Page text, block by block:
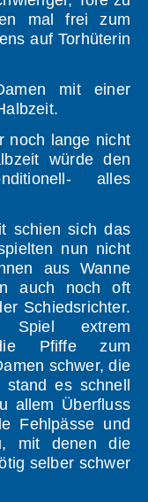
mal frei zum
auf Torhüterin
mit einer
noch lange nicht
würde den
alles
schien sich das
nun nicht
aus Wanne
auch noch oft
Schiedsrichter.
Spiel extrem
Pfiffe zum
schwer, die
es schnell
allem Überfluss
Fehlpässe und
mit denen die
selber schwer